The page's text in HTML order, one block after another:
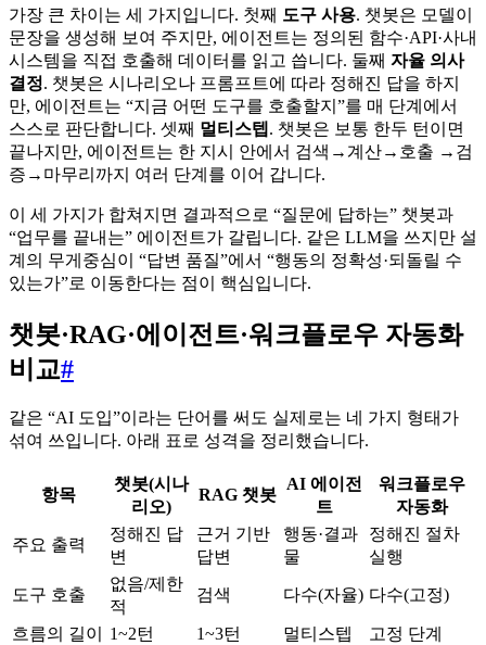
가장 큰 차이는 세 가지입니다. 첫째 도구 사용. 챗봇은 모델이
문장을 생성해 보여 주지만, 에이전트는 정의된 함수·API·사내
시스템을 직접 호출해 데이터를 읽고 씁니다. 둘째 자율 의사
결정. 챗봇은 시나리오나 프롬프트에 따라 정해진 답을 하지
만, 에이전트는 “지금 어떤 도구를 호출할지”를 매 단계에서
스스로 판단합니다. 셋째 멀티스텝 . 챗봇은 보통 한두 턴이면
끝나지만, 에이전트는 한 지시 안에서 검색→계산→호출 →검
증→마무리까지 여러 단계를 이어 갑니다.
이 세 가지가 합쳐지면 결과적으로 “질문에 답하는” 챗봇과
“업무를 끝내는” 에이전트가 갈립니다. 같은 LLM을 쓰지만 설
계의 무게중심이 “답변 품질”에서 “행동의 정확성·되돌릴 수
있는가”로 이동한다는 점이 핵심입니다.
챗봇·RAG·에이전트·워크플로우 자동화
비교#
같은 “AI 도입”이라는 단어를 써도 실제로는 네 가지 형태가
섞여 쓰입니다. 아래 표로 성격을 정리했습니다.
항목
챗봇(시나
리오)
RAG 챗봇
AI 에이전
트
워크플로우
자동화
주요 출력
정해진 답
변
근거 기반
답변
행동·결과
물
정해진 절차
실행
도구 호출
없음/제한
적
검색 다수(자율) 다수(고정)
흐름의 길이 1~2턴 1~3턴 멀티스텝 고정 단계